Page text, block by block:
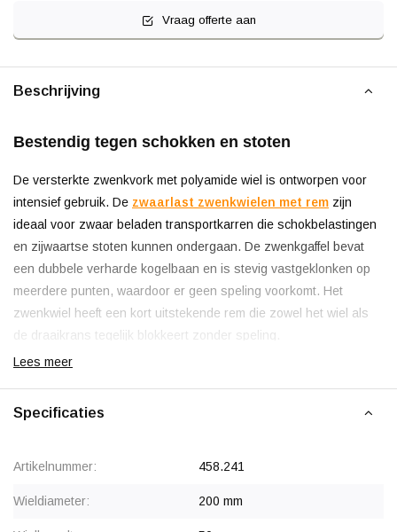
Vraag offerte aan
Beschrijving
Bestendig tegen schokken en stoten
De versterkte zwenkvork met polyamide wiel is ontworpen voor
intensief gebruik. De zwaarlast zwenkwielen met rem zijn
ideaal voor zwaar beladen transportkarren die schokbelastingen
en zijwaartse stoten kunnen ondergaan. De zwenkgaffel bevat
een dubbele verharde kogelbaan en is stevig vastgeklonken op
meerdere punten, waardoor er geen speling voorkomt. Het
zwenkwiel heeft een kort uitstekende rem die zowel het wiel als
de draaikrans tegelijk blokkeert zonder speling.
Slijtvast en lange levensduur
is polyurethaan beter geschikt. Polyamide is hard en heeft op
Lees meer
Specificaties
Artikelnummer: 458.241
Wieldiameter: 200 mm